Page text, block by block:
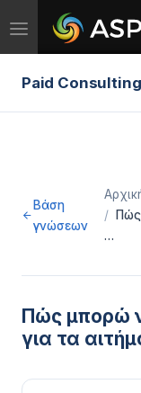
Toggle
navigation
Paid
Βάση
γνώσεων
…
Πώς μπορώ
για τα